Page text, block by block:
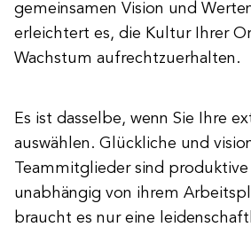
gemeinsamen Vision und
erleichtert es, die Kultur Ihrer
Wachstum aufrechtzuerhalten.
Es ist dasselbe, wenn Sie Ihre
auswählen. Glückliche und
Teammitglieder sind
unabhängig von ihrem
braucht es nur eine